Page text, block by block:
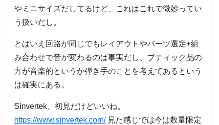
やミニサイズだしてるけど、これはこれで微妙ってい
う扱いだし。
とはいえ回路が同じでもレイアウトやパーツ選定+組
み合わせで音が変わるのは事実だし、ブティック品の
方が音楽的というか弾き手のことを考えてあるという
は確実にある。
Sinvertek、初見だけどいいね。
https://www.sinvertek.com/見た感じでは今は数量限定